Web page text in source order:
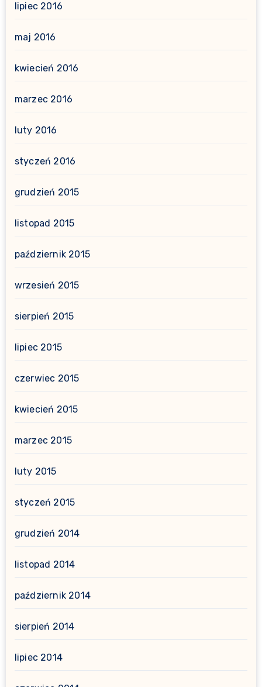
lipiec 2016
maj 2016
kwiecień 2016
marzec 2016
luty 2016
styczeń 2016
grudzień 2015
listopad 2015
październik 2015
wrzesień 2015
sierpień 2015
lipiec 2015
czerwiec 2015
kwiecień 2015
marzec 2015
luty 2015
styczeń 2015
grudzień 2014
listopad 2014
październik 2014
sierpień 2014
lipiec 2014